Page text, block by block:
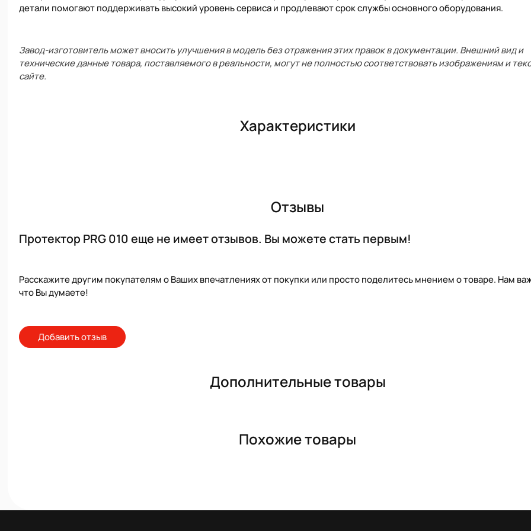
детали помогают поддерживать высокий уровень сервиса и продлевают срок службы основного оборудования.
Завод-изготовитель может вносить улучшения в модель без отражения этих правок в документации. Внешний вид и
технические данные товара, поставляемого в реальности, могут не полностью соответствовать изображениям и
сайте.
Характеристики
Отзывы
Протектор PRG 010 еще не имеет отзывов. Вы можете стать первым!
Расскажите другим покупателям о Ваших впечатлениях от покупки или просто поделитесь мнением о товаре. Нам
что Вы думаете!
Добавить отзыв
Дополнительные товары
Похожие товары